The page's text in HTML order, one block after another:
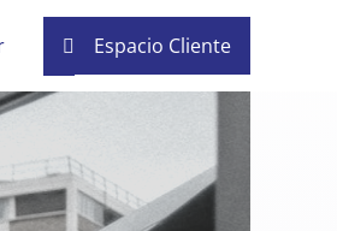
Espacio Cliente